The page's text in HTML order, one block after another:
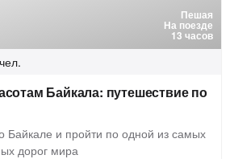
Пешая
На поезде
13 часов
Байкала: путешествие по
Байкале и пройти по одной из самых
дорог мира